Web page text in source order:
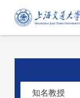
知名教授